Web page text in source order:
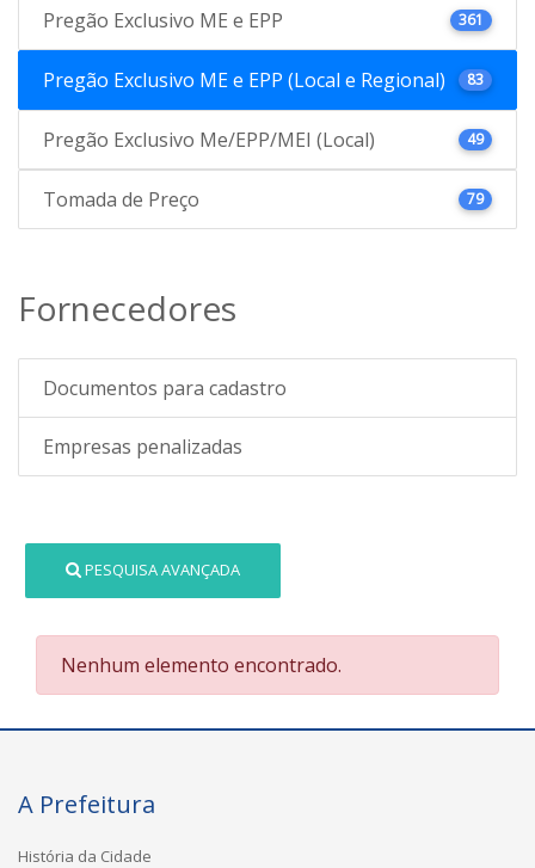
Pregão Exclusivo ME e EPP 361
Pregão Exclusivo ME e EPP (Local e Regional) 83
Pregão Exclusivo Me/EPP/MEI (Local) 49
Tomada de Preço 79
Fornecedores
Documentos para cadastro
Empresas penalizadas
PESQUISA AVANÇADA
Nenhum elemento encontrado.
A Prefeitura
História da Cidade